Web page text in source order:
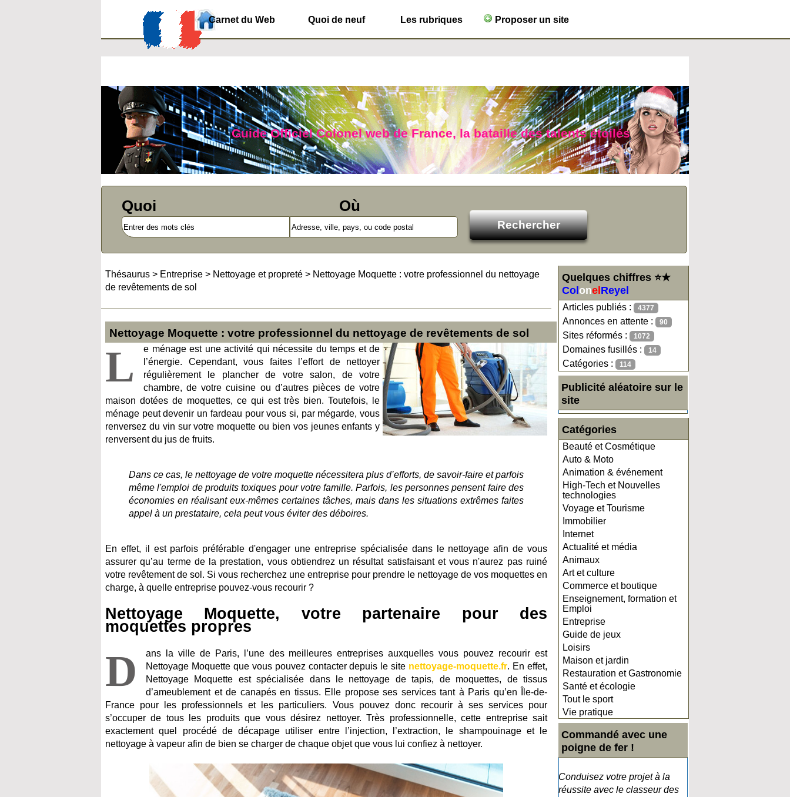
Carnet du Web Quoi de neuf Les rubriques Proposer un site
Guide Officiel Colonel web de France, la bataille des talents étoilés
Quoi Où
Quelques chiffres ⭐★
Col onel Reyel
Articles publiés : 4377
Annonces en attente : 90
Sites réformés : 1072
Domaines fusillés : 14
Catégories : 114
Publicité aléatoire sur le
site
Catégories
Beauté et Cosmétique
Auto & Moto
Animation & événement
High-Tech et Nouvelles
technologies
Voyage et Tourisme
Immobilier
Internet
Actualité et média
Animaux
Art et culture
Commerce et boutique
Enseignement, formation et
Emploi
Entreprise
Guide de jeux
Loisirs
Maison et jardin
Restauration et Gastronomie
Santé et écologie
Tout le sport
Vie pratique
Commandé avec une
poigne de fer !
Conduisez votre projet à la
réussite avec le classeur des
Thésaurus > Entreprise > Nettoyage et propreté > Nettoyage Moquette : votre professionnel du nettoyage
de revêtements de sol
Nettoyage Moquette : votre professionnel du nettoyage de revêtements de sol
L
e ménage est une activité qui nécessite du temps et de
l’énergie. Cependant, vous faites l’effort de nettoyer
régulièrement le plancher de votre salon, de votre
chambre, de votre cuisine ou d’autres pièces de votre
maison dotées de moquettes, ce qui est très bien. Toutefois, le
ménage peut devenir un fardeau pour vous si, par mégarde, vous
renversez du vin sur votre moquette ou bien vos jeunes enfants y
renversent du jus de fruits.
Dans ce cas, le nettoyage de votre moquette nécessitera plus d’efforts, de savoir-faire et parfois
même l'emploi de produits toxiques pour votre famille. Parfois, les personnes pensent faire des
économies en réalisant eux-mêmes certaines tâches, mais dans les situations extrêmes faites
appel à un prestataire, cela peut vous éviter des déboires.
En effet, il est parfois préférable d'engager une entreprise spécialisée dans le nettoyage afin de vous
assurer qu’au terme de la prestation, vous obtiendrez un résultat satisfaisant et vous n'aurez pas ruiné
votre revêtement de sol. Si vous recherchez une entreprise pour prendre le nettoyage de vos moquettes en
charge, à quelle entreprise pouvez-vous recourir ?
Nettoyage Moquette, votre partenaire pour des
moquettes propres
D
ans la ville de Paris, l’une des meilleures entreprises auxquelles vous pouvez recourir est
Nettoyage Moquette que vous pouvez contacter depuis le site nettoyage-moquette.fr. En effet,
Nettoyage Moquette est spécialisée dans le nettoyage de tapis, de moquettes, de tissus
d’ameublement et de canapés en tissus. Elle propose ses services tant à Paris qu’en Île-de-
France pour les professionnels et les particuliers. Vous pouvez donc recourir à ses services pour
s’occuper de tous les produits que vous désirez nettoyer. Très professionnelle, cette entreprise sait
exactement quel procédé de décapage utiliser entre l’injection, l’extraction, le shampouinage et le
nettoyage à vapeur afin de bien se charger de chaque objet que vous lui confiez à nettoyer.